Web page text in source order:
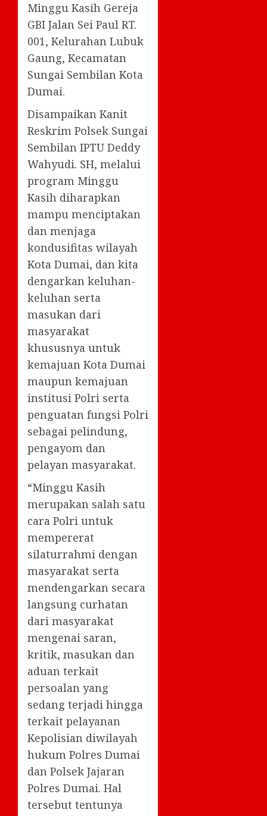
Minggu Kasih Gereja
GBI Jalan Sei Paul RT.
001, Kelurahan Lubuk
Gaung, Kecamatan
Sungai Sembilan Kota
Dumai.
Disampaikan Kanit
Reskrim Polsek Sungai
Sembilan IPTU Deddy
Wahyudi. SH, melalui
program Minggu
Kasih diharapkan
mampu menciptakan
dan menjaga
kondusifitas wilayah
Kota Dumai, dan kita
dengarkan keluhan-
keluhan serta
masukan dari
masyarakat
khususnya untuk
kemajuan Kota Dumai
maupun kemajuan
institusi Polri serta
penguatan fungsi Polri
sebagai pelindung,
pengayom dan
pelayan masyarakat.
“Minggu Kasih
merupakan salah satu
cara Polri untuk
mempererat
silaturrahmi dengan
masyarakat serta
mendengarkan secara
langsung curhatan
dari masyarakat
mengenai saran,
kritik, masukan dan
aduan terkait
persoalan yang
sedang terjadi hingga
terkait pelayanan
Kepolisian diwilayah
hukum Polres Dumai
dan Polsek Jajaran
Polres Dumai. Hal
tersebut tentunya